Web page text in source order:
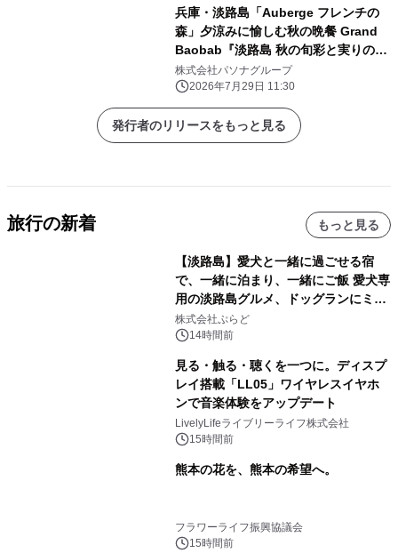
兵庫・淡路島「Auberge フレンチの
森」夕涼みに愉しむ秋の晩餐 Grand
Baobab『淡路島 秋の旬彩と実りの饗
宴コース』9月1日（火）より提供開始
株式会社パソナグループ
2026年7月29日 11:30
発行者のリリースをもっと見る
旅行の新着 もっと見る
【淡路島】愛犬と一緒に過ごせる宿
で、一緒に泊まり、一緒にご飯 愛犬専
用の淡路島グルメ、ドッグランにミニ
プール グランピングとトレーラーハウ
スの2施設で
株式会社ぷらど
14時間前
見る・触る・聴くを一つに。ディスプ
レイ搭載「LL05」ワイヤレスイヤホ
ンで音楽体験をアップデート
LivelyLifeライブリーライフ株式会社
15時間前
熊本の花を、熊本の希望へ。
フラワーライフ振興協議会
15時間前